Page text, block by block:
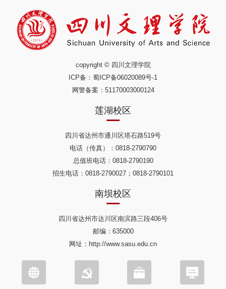
copyright © 四川文理学院
ICP备： 蜀ICP备06020089号-1
网警备案：51170003000124
莲湖校区
四川省达州市通川区塔石路519号
电话（传真）：0818-2790790
总值班电话：0818-2790190
招生电话：0818-2790027；0818-2790101
南坝校区
四川省达州市达川区南滨路三段406号
邮编：635000
网址：http://www.sasu.edu.cn